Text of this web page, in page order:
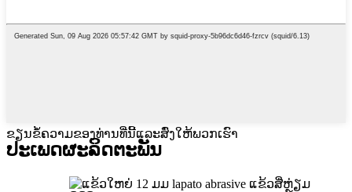
ຂຽນຂໍ້ຄວາມຂອງທ່ານທີ່ນີ້ແລະສົ່ງໃຫ້ພວກເຮົາ
ປະເພດຜະລິດຕະພັນ